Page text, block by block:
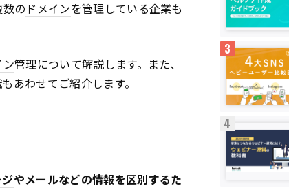
の ドメインを管理している企業も
ン管理について解説します。また、
あわせてご紹介します。
やメールなどの情報を区別するた